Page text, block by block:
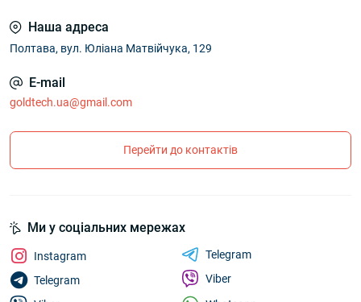
Наша адреса
Полтава, вул. Юліана Матвійчука, 129
E-mail
goldtech.ua@gmail.com
Перейти до контактів
Ми у соціальних мережах
Instagram
Telegram
Telegram
Viber